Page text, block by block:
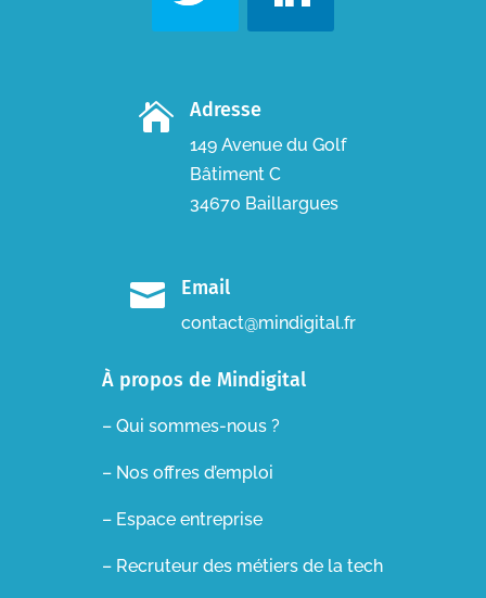
 Adresse
149 Avenue du Golf
Bâtiment C
34670 Baillargues
 Email
contact@mindigital.fr
À propos de Mindigital
– Qui sommes-nous ?
– Nos offres d’emploi
– Espace entreprise
– Recruteur des métiers de la tech